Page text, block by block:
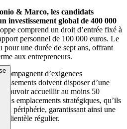
& Marco, les candidats
investissement global de 400 000
comprend un droit d’entrée fixé à
personnel de 100 000 euros. Le
pour une durée de sept ans, offrant
aux entrepreneurs.
d’exigences
doivent disposer d’une
pouvoir accueillir au moins 50
les emplacements stratégiques, qu’ils
périphérie, garantissant ainsi une
clientèle régulier.